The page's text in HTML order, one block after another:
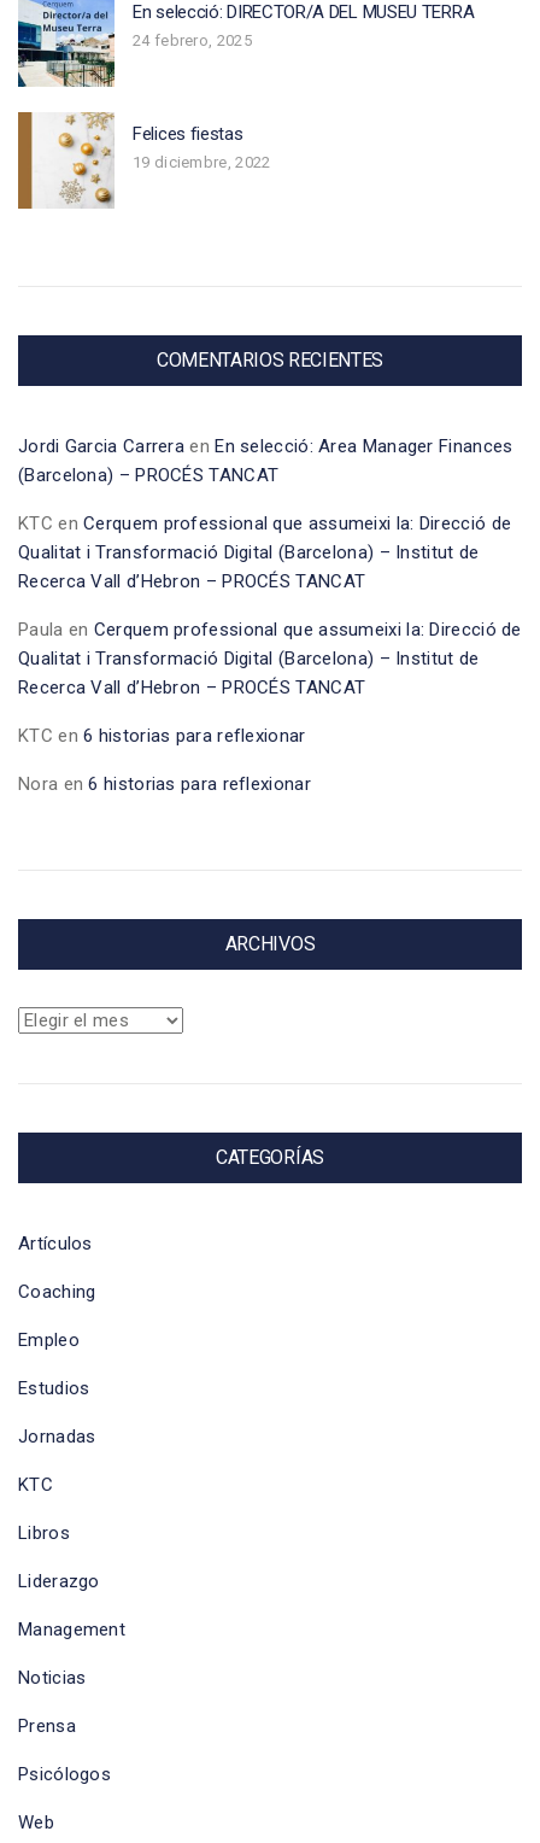
En selecció: DIRECTOR/A DEL MUSEU TERRA
24 febrero, 2025
Felices fiestas
19 diciembre, 2022
COMENTARIOS RECIENTES
Jordi Garcia Carrera enEn selecció: Area Manager Finances
(Barcelona) – PROCÉS TANCAT
KTC enCerquem professional que assumeixi la: Direcció de
Qualitat i Transformació Digital (Barcelona) – Institut de
Recerca Vall d’Hebron – PROCÉS TANCAT
Paula en Cerquem professional que assumeixi la: Direcció de
Qualitat i Transformació Digital (Barcelona) – Institut de
Recerca Vall d’Hebron – PROCÉS TANCAT
KTC en6 historias para reflexionar
Nora en6 historias para reflexionar
ARCHIVOS
Archivos
CATEGORÍAS
Artículos
Coaching
Empleo
Estudios
Jornadas
KTC
Libros
Liderazgo
Management
Noticias
Prensa
Psicólogos
Web